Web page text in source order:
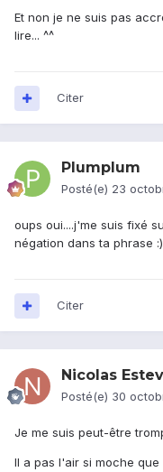
Et non je ne suis pas
lire... ^^
Citer
Plumplum
Posté(e) 23
oups oui....j'me suis fixé
négation dans ta phrase
Citer
Nicolas
Posté(e) 30
Je me suis peut-être
Il a pas l'air si moche